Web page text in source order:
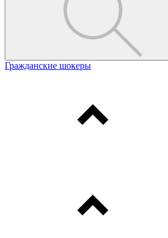
Гражданские шокеры